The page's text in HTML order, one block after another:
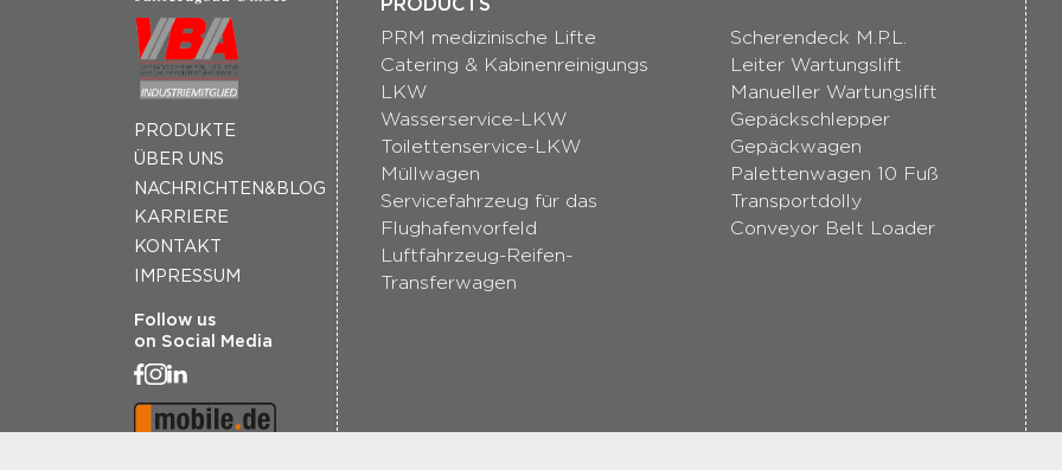
PRODUKTE
ÜBER UNS
NACHRICHTEN&BLOG
KARRIERE
KONTAKT
IMPRESSUM
Follow us
on Social Media
PRODUCTS
PRM medizinische Lifte
Catering & Kabinenreinigungs
LKW
Wasserservice-LKW
Toilettenservice-LKW
Müllwagen
Servicefahrzeug für das
Flughafenvorfeld
Luftfahrzeug-Reifen-
Transferwagen
Scherendeck M.P.L.
Leiter Wartungslift
Manueller Wartungslift
Gepäckschlepper
Gepäckwagen
Palettenwagen 10 Fuß
Transportdolly
Conveyor Belt Loader